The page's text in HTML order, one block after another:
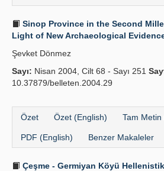
Sinop Province in the Second
Light of New Archaeological
Şevket Dönmez
Sayı: Nisan 2004, Cilt 68 - Sayı 251
10.37879/belleten.2004.29
Özet Özet (English) Tam Metin
PDF (English) Benzer Makaleler
Çeşme - Germiyan Köyü